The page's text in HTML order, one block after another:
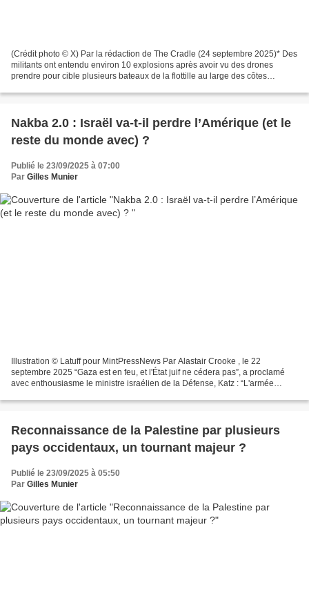
(Crédit photo © X) Par la rédaction de The Cradle (24 septembre 2025)* Des
militants ont entendu environ 10 explosions après avoir vu des drones
prendre pour cible plusieurs bateaux de la flottille au large des côtes
Nakba 2.0 : Israël va-t-il perdre l’Amérique (et le
reste du monde avec) ?
Publié le 23/09/2025 à 07:00
Par Gilles Munier
Illustration © Latuff pour MintPressNews Par Alastair Crooke , le 22
septembre 2025 “Gaza est en feu, et l'État juif ne cédera pas”, a proclamé
avec enthousiasme le ministre israélien de la Défense, Katz : “L'armée
Reconnaissance de la Palestine par plusieurs
pays occidentaux, un tournant majeur ?
Publié le 23/09/2025 à 05:50
Par Gilles Munier